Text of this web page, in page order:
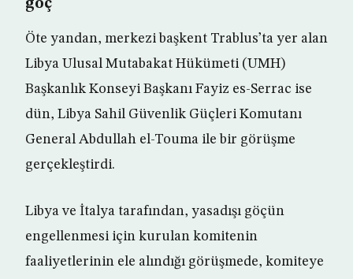
göç
Öte yandan, merkezi başkent Trablus’ta yer alan
Libya Ulusal Mutabakat Hükümeti (UMH)
Başkanlık Konseyi Başkanı Fayiz es-Serrac ise
dün, Libya Sahil Güvenlik Güçleri Komutanı
General Abdullah el-Touma ile bir görüşme
gerçekleştirdi.
Libya ve İtalya tarafından, yasadışı göçün
engellenmesi için kurulan komitenin
faaliyetlerinin ele alındığı görüşmede, komiteye